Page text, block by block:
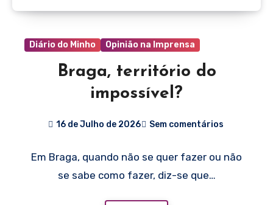
Diário do Minho Opinião na Imprensa
Braga, território do
impossível?
16 de Julho de 2026 Sem comentários
Em Braga, quando não se quer fazer ou não
se sabe como fazer, diz-se que…